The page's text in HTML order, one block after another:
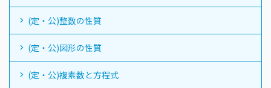
(定・公)整数の性質
(定・公)図形の性質
(定・公)複素数と方程式